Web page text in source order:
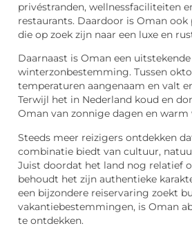
privéstranden, wellnessfaciliteiten
restaurants. Daardoor is Oman
die op zoek zijn naar een luxe en
Daarnaast is Oman een uitstekende
winterzonbestemming. Tussen
temperaturen aangenaam en valt
Terwijl het in Nederland koud en
Oman van zonnige dagen en warm
Steeds meer reizigers ontdekken
combinatie biedt van cultuur,
Juist doordat het land nog relatief
behoudt het zijn authentieke
een bijzondere reiservaring zoekt
vakantiebestemmingen, is Oman
te ontdekken.